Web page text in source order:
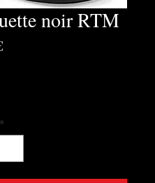
noir RTM
Prix
*